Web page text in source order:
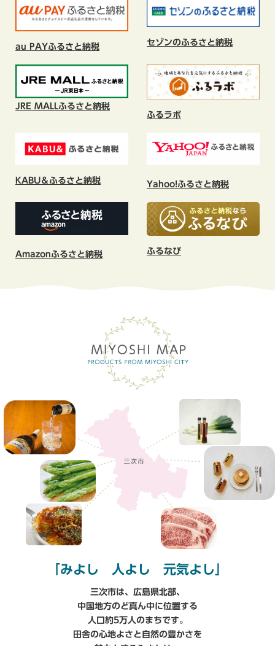
au PAYふるさと納税
セゾンのふるさと納税
JRE MALLふるさと納税
ふるラボ
KABU＆ふるさと納税 Yahoo!ふるさと納税
​Amazonふるさと納税 ふるなび
「みよし 人よし 元気よし」
三次市は、広島県北部、
中国地方のど真ん中に位置する
人口約5万人のまちです。
田舎の心地よさと自然の豊かさを